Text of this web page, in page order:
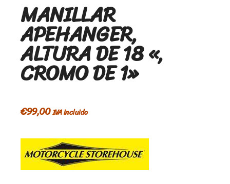
MANILLAR
APEHANGER,
ALTURA DE 18 «,
CROMO DE 1»
€99,00IVA incluido